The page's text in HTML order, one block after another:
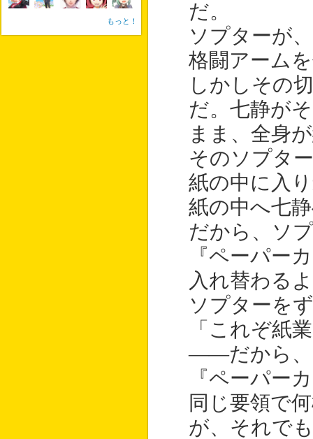
だ。
ソプターが
格闘アーム
しかしその
だ。七静が
まま、全身
そのソプタ
紙の中に入
紙の中へ七
だから、ソ
『ペーパー
入れ替わる
ソプターを
「これぞ紙
――だから、
『ペーパー
同じ要領で
が、それで
もっと！